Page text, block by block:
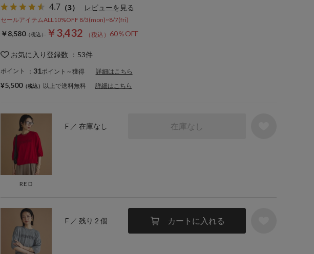
4.7 （3） レビューを見る
セールアイテムALL10%OFF 8/3(mon)~8/7(fri)
￥3,432 60％OFF
￥8,580
お気に入り登録数 ： 53件
ポイント ： 31ポイント～獲得 詳細はこちら
RED
F ／ 在庫なし 在庫なし
F ／ 残り 2 個 カートに入れる
¥5,500 以上で送料無料 詳細はこちら